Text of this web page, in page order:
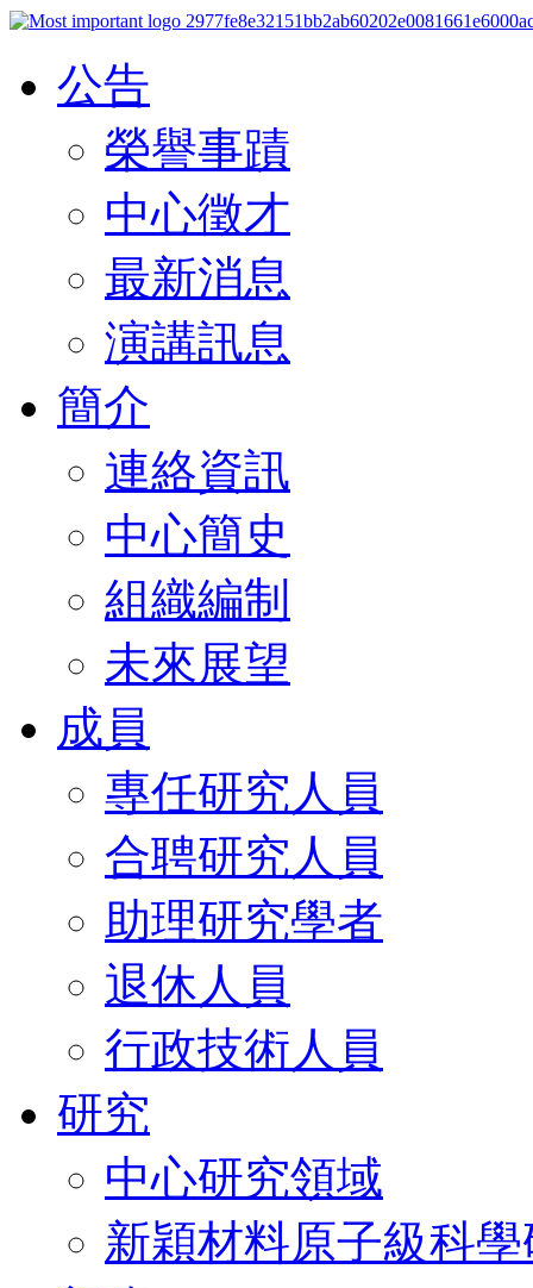
公告
榮譽事蹟
中心徵才
最新消息
演講訊息
簡介
連絡資訊
中心簡史
組織編制
未來展望
成員
專任研究人員
合聘研究人員
助理研究學者
退休人員
行政技術人員
研究
中心研究領域
新穎材料原子級科